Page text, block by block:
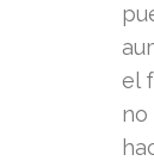
el
no